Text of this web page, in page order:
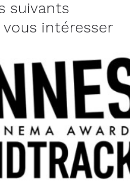
suivants
intéresser